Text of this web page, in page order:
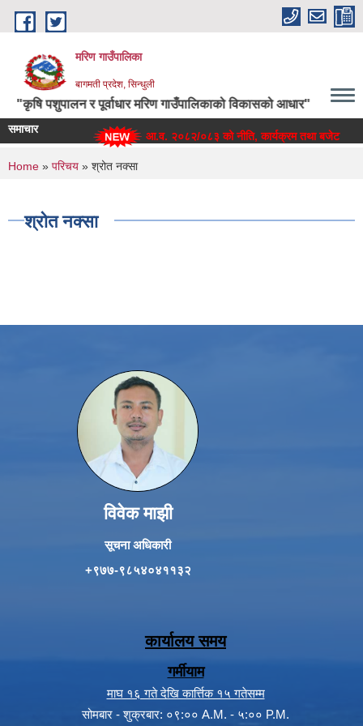
Skip to main content
मरिण गाउँपालिका
बागमती प्रदेश, सिन्धुली
"कृषि पशुपालन र पूर्वाधार मरिण गाउँपालिकाको विकासको आधार"
समाचार
आ.व. २०८२/०८३ को नीति, कार्यक्रम तथा बजेट
You are here
Home » परिचय » श्रोत नक्सा
श्रोत नक्सा
विवेक माझी
सूचना अधिकारी
+९७७-९८५४०४११३२
कार्यालय समय
गर्मीयाम
माघ १६ गते देखि कार्त्तिक १५ गतेसम्म
सोमबार - शुक्रबार: ०९:०० A.M. - ५:०० P.M.